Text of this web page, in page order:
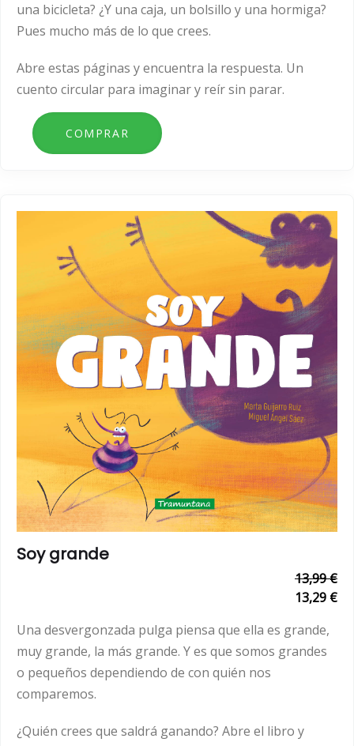
una bicicleta? ¿Y una caja, un bolsillo y una hormiga?
Pues mucho más de lo que crees.
Abre estas páginas y encuentra la respuesta. Un
cuento circular para imaginar y reír sin parar.
Soy grande
13,99 €
13,29 €
Una desvergonzada pulga piensa que ella es grande,
muy grande, la más grande. Y es que somos grandes
o pequeños dependiendo de con quién nos
comparemos.
¿Quién crees que saldrá ganando? Abre el libro y